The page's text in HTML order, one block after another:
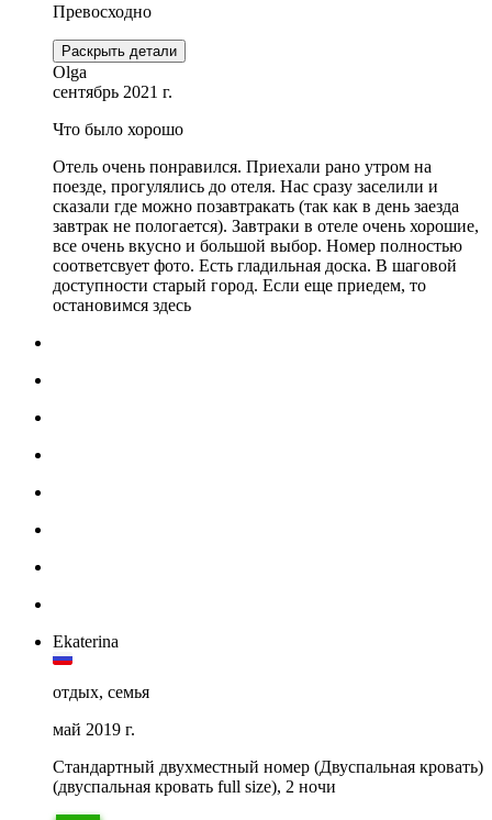
Превосходно
Раскрыть детали
Olga
сентябрь 2021 г.
Что было хорошо
Отель очень понравился. Приехали рано утром на
поезде, прогулялись до отеля. Нас сразу заселили и
сказали где можно позавтракать (так как в день заезда
завтрак не пологается). Завтраки в отеле очень хорошие,
все очень вкусно и большой выбор. Номер полностью
соответсвует фото. Есть гладильная доска. В шаговой
доступности старый город. Если еще приедем, то
остановимся здесь
Ekaterina
отдых, семья
май 2019 г.
Стандартный двухместный номер (Двуспальная кровать)
(двуспальная кровать full size), 2 ночи